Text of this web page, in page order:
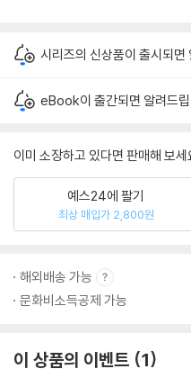
시리즈의 신상품이 출시되면
eBook이 출간되면 알려드
이미 소장하고 있다면 판매해 보세
예스24에 팔기
최상 매입가 2,800원
해외배송 가능
문화비소득공제 가능
이 상품의 이벤트 1